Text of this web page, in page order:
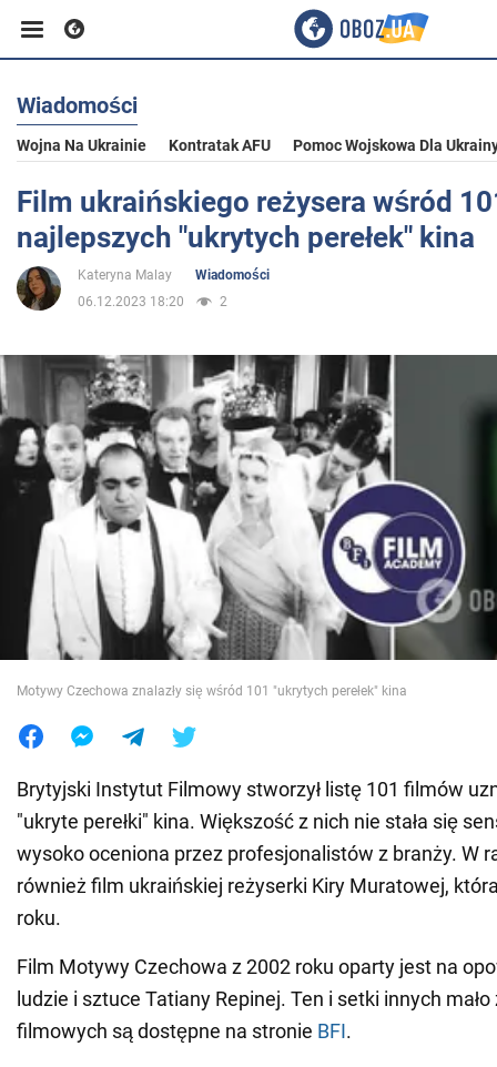
Biznes
Sport
Rozrywka
Polityka
Społeczeństwo
Wojna na Ukrainie
Świat
Jedzenie
Wiadomości
Wojna Na Ukrainie Kontratak AFU Pomoc Wojskowa Dla
Film ukraińskiego reżysera wśród
najlepszych "ukrytych perełek" kina
Kateryna Malay
Wiadomości
06.12.2023 18:20
2
Motywy Czechowa znalazły się wśród 101 "ukrytych perełek" kina
Brytyjski Instytut Filmowy stworzył listę 101 filmów
"ukryte perełki" kina. Większość z nich nie stała się
wysoko oceniona przez profesjonalistów z branży. W
również film ukraińskiej reżyserki Kiry Muratowej,
roku.
Film Motywy Czechowa z 2002 roku oparty jest na
ludzie i sztuce Tatiany Repinej. Ten i setki innych
filmowych są dostępne na stronie BFI.